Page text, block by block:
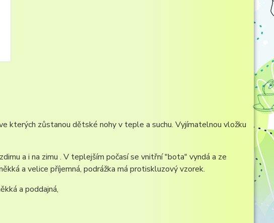
kterých zůstanou dětské nohy v teple a suchu. Vyjímatelnou vložku
a i na zimu . V teplejším počasí se vnitřní "bota" vyndá a ze
a velice příjemná, podrážka má protiskluzový vzorek.
a poddajná,